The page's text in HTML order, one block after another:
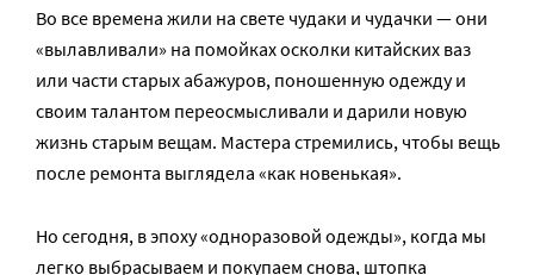
Во все времена жили на свете чудаки и чудачки — они
«вылавливали» на помойках осколки китайских ваз
или части старых абажуров, поношенную одежду и
своим талантом переосмысливали и дарили новую
жизнь старым вещам. Мастера стремились, чтобы вещь
после ремонта выглядела «как новенькая».
Но сегодня, в эпоху «одноразовой одежды», когда мы
легко выбрасываем и покупаем снова, штопка